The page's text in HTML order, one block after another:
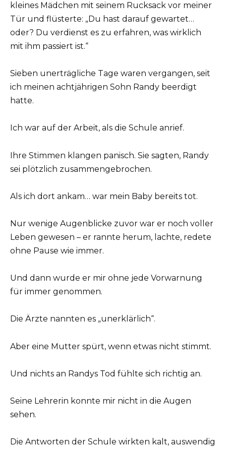
kleines Mädchen mit seinem Rucksack vor meiner
Tür und flüsterte: „Du hast darauf gewartet…
oder? Du verdienst es zu erfahren, was wirklich
mit ihm passiert ist.“
Sieben unerträgliche Tage waren vergangen, seit
ich meinen achtjährigen Sohn Randy beerdigt
hatte.
Ich war auf der Arbeit, als die Schule anrief.
Ihre Stimmen klangen panisch. Sie sagten, Randy
sei plötzlich zusammengebrochen.
Als ich dort ankam… war mein Baby bereits tot.
Nur wenige Augenblicke zuvor war er noch voller
Leben gewesen – er rannte herum, lachte, redete
ohne Pause wie immer.
Und dann wurde er mir ohne jede Vorwarnung
für immer genommen.
Die Ärzte nannten es „unerklärlich“.
Aber eine Mutter spürt, wenn etwas nicht stimmt.
Und nichts an Randys Tod fühlte sich richtig an.
Seine Lehrerin konnte mir nicht in die Augen
sehen.
Die Antworten der Schule wirkten kalt, auswendig